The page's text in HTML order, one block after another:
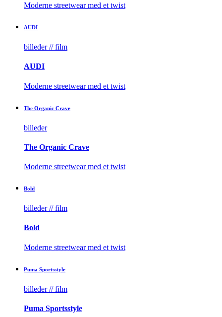
Moderne streetwear med et twist
AUDI
billeder // film
AUDI
Moderne streetwear med et twist
The Organic Crave
billeder
The Organic Crave
Moderne streetwear med et twist
Bold
billeder // film
Bold
Moderne streetwear med et twist
Puma Sportsstyle
billeder // film
Puma Sportsstyle